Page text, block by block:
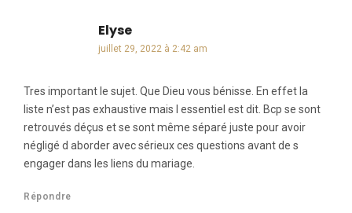
Elysedit :
juillet 29, 2022 à 2:42 am
Tres important le sujet. Que Dieu vous bénisse. En effet la
liste n’est pas exhaustive mais l essentiel est dit. Bcp se sont
retrouvés déçus et se sont même séparé juste pour avoir
négligé d aborder avec sérieux ces questions avant de s
engager dans les liens du mariage.
Répondre